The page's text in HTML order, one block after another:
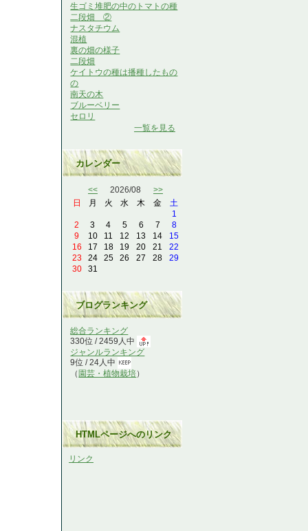
生ゴミ堆肥の中のトマトの種
二段畑 ②
ナスタチウム
混植
裏の畑の様子
二段畑
ケイトウの種は播種したもの
の
南天の木
ブルーベリー
セロリ
一覧を見る
カレンダー
<< 2026/08 >>
日
月 火 水 木 金
土
1
2
3 4 5 6 7
8
9
10 11 12 13 14
15
16
17 18 19 20 21
22
23
24 25 26 27 28
29
30
31
ブログランキング
総合ランキング
330位 / 2459人中
ジャンルランキング
9位 / 24人中
（ 園芸・植物栽培）
HTMLページへのリンク
リンク